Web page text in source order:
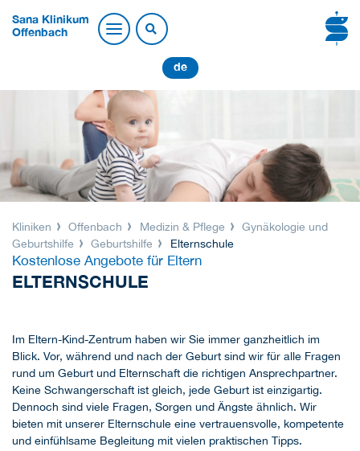
Sana Klinikum
Offenbach
de
Kliniken Offenbach Medizin & Pflege
Gynäkologie und
Geburtshilfe
Geburtshilfe Elternschule
Kostenlose Angebote für Eltern
ELTERNSCHULE
Im Eltern-Kind-Zentrum haben wir Sie immer ganzheitlich im
Blick. Vor, während und nach der Geburt sind wir für alle Fragen
rund um Geburt und Elternschaft die richtigen Ansprechpartner.
Keine Schwangerschaft ist gleich, jede Geburt ist einzigartig.
Dennoch sind viele Fragen, Sorgen und Ängste ähnlich. Wir
bieten mit unserer Elternschule eine vertrauensvolle, kompetente
und einfühlsame Begleitung mit vielen praktischen Tipps.